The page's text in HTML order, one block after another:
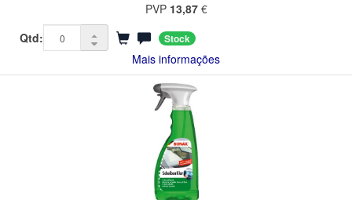
PVP 13,87€
Qtd:
Stock
Mais informações